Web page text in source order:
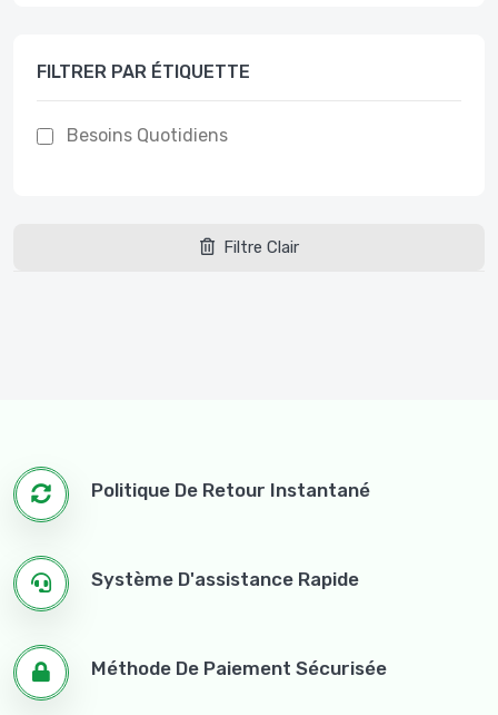
FILTRER PAR ÉTIQUETTE
Besoins Quotidiens
Filtre Clair
Politique De Retour Instantané
Système D'assistance Rapide
Méthode De Paiement Sécurisée